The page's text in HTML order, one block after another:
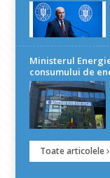
Ministerul
consumului de
Toate articolele